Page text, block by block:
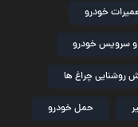
خودرو
سرویس خودرو
روشنایی چراغ ها
حمل خودرو